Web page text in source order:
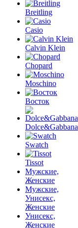
Breitling
Casio
Calvin Klein
Chopard
Moschino
Восток
Dolce&Gabbana
Swatch
Tissot
Мужские,
Женские
Мужские,
Унисекс,
Женские
Унисекс,
Женские